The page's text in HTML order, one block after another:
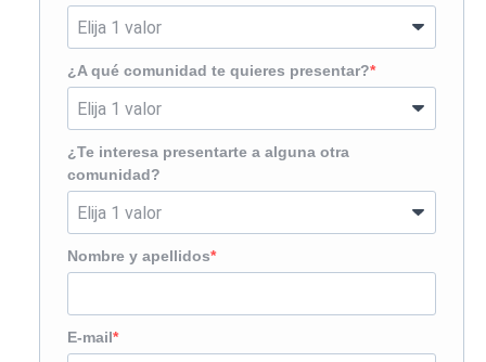
¿A qué comunidad te quieres presentar?
¿Te interesa presentarte a alguna otra
comunidad?
Nombre y apellidos
E-mail